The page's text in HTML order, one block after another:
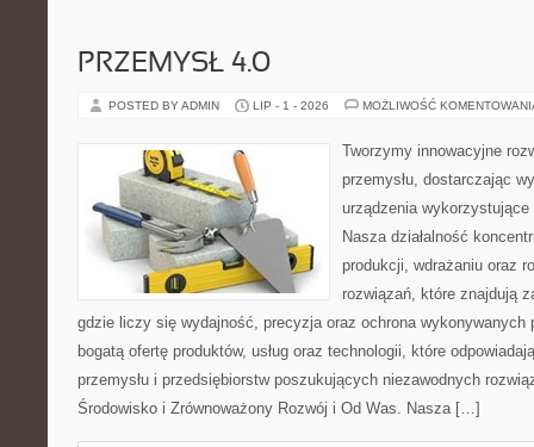
PRZEMYSŁ 4.0
POSTED BY ADMIN LIP - 1 - 2026 MOŻLIWOŚĆ
Tworzymy innowacyjne
przemysłu, dostarczając
urządzenia
Nasza działalność
produkcji, wdrażaniu oraz
rozwiązań, które znajdują
gdzie liczy się wydajność, precyzja oraz ochrona wykonywanych
bogatą ofertę produktów, usług oraz technologii, które
przemysłu i przedsiębiorstw poszukujących niezawodnych
Środowisko i Zrównoważony Rozwój i Od Was. Nasza […]